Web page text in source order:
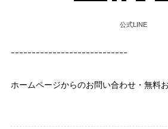
公式LINE
ｰｰｰｰｰｰｰｰｰｰｰｰｰｰｰｰｰｰｰｰｰｰｰｰｰｰｰｰ
ホームページからのお問い合わせ・無料